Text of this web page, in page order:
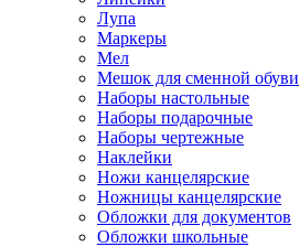
Лупа
Маркеры
Мел
Мешок для сменной обуви
Наборы настольные
Наборы подарочные
Наборы чертежные
Наклейки
Ножи канцелярские
Ножницы канцелярские
Обложки для документов
Обложки школьные